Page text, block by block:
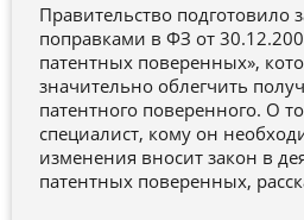
Правительство подготовило
поправками в ФЗ от
патентных поверенных»,
значительно облегчить
патентного поверенного. О
специалист, кому он
изменения вносит закон в
патентных поверенных,